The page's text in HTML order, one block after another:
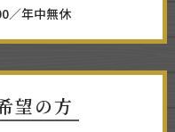
／年中無休
望の方